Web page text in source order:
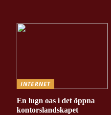
INTERNET
En lugn oas i det öppna
kontorslandskapet